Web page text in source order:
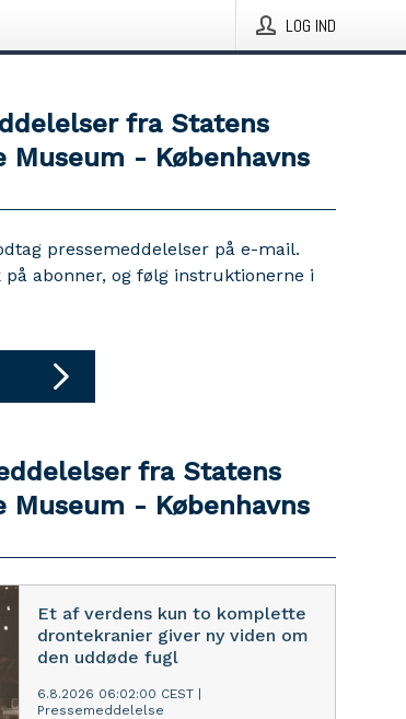
LOG IND
fra Statens
Museum - Københavns
pressemeddelelser på e-mail.
abonner, og følg instruktionerne i
fra Statens
Museum - Københavns
Et af verdens kun to komplette
drontekranier giver ny viden om
den uddøde fugl
6.8.2026 06:02:00 CEST
Pressemeddelelse